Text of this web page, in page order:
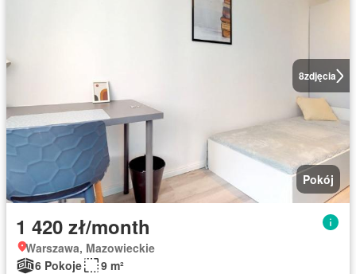
8zdjęcia
Pokój
1 420 zł/month
Warszawa, Mazowieckie
6 Pokoje
9 m²